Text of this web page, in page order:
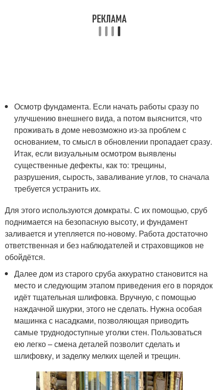
Осмотр фундамента. Если начать работы сразу по
улучшению внешнего вида, а потом выяснится, что
проживать в доме невозможно из-за проблем с
основанием, то смысл в обновлении пропадает сразу.
Итак, если визуальным осмотром выявлены
существенные дефекты, как то: трещины,
разрушения, сырость, заваливание углов, то сначала
требуется устранить их.
Для этого используются домкраты. С их помощью, сруб
поднимается на безопасную высоту, и фундамент
заливается и утепляется по-новому. Работа достаточно
ответственная и без наблюдателей и страховщиков не
обойдётся.
Далее дом из старого сруба аккуратно становится на
место и следующим этапом приведения его в порядок
идёт тщательная шлифовка. Вручную, с помощью
наждачной шкурки, этого не сделать. Нужна особая
машинка с насадками, позволяющая приводить
самые труднодоступные уголки стен. Пользоваться
ею легко – смена деталей позволит сделать и
шлифовку, и заделку мелких щелей и трещин.